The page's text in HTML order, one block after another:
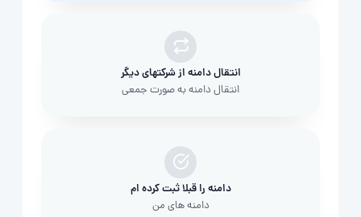
انتقال دامنه از شرکتهای دیگر
انتقال دامنه به صورت جمعی
دامنه را قبلا ثبت کرده ام
دامنه های من